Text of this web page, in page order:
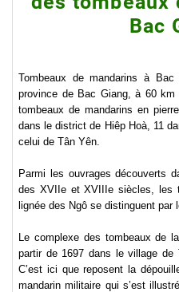
Bac
Tombeaux de mandarins à
province de Bac Giang, à 60
tombeaux de mandarins en
dans le district de Hiêp Hoà, 11
celui de Tân Yên.
Parmi les ouvrages découverts
des XVIIe et XVIIIe siècles, les
lignée des Ngô se distinguent par
Le complexe des tombeaux de
partir de 1697 dans le village de
C’est ici que reposent la
mandarin militaire qui s’est